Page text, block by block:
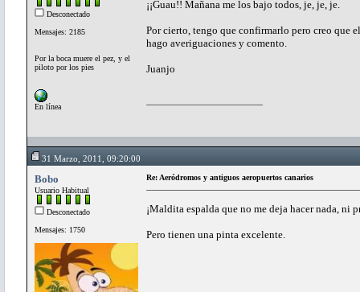
Desconectado
Mensajes: 2185
Por la boca muere el pez, y el
piloto por los pies
En línea
¡¡Guau!! Mañana me los bajo todos, je, je, je.
Por cierto, tengo que confirmarlo pero creo que
hago averiguaciones y comento.
Juanjo
31 Marzo, 2011, 09:20:00
Bobo
Usuario Habitual
Desconectado
Mensajes: 1750
Re: Aeródromos y antiguos aeropuertos canarios
¡Maldita espalda que no me deja hacer nada,
Pero tienen una pinta excelente.